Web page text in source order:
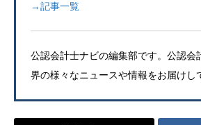
→記事一覧
公認会計士ナビの編集部です。公認会
界の様々なニュースや情報をお届けし